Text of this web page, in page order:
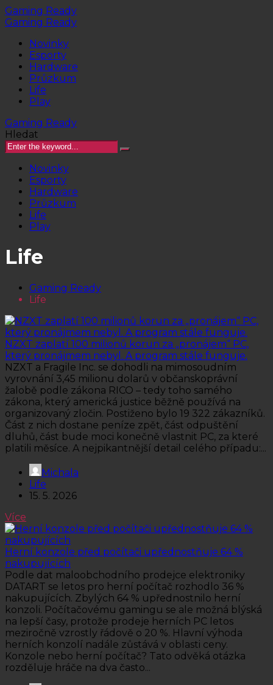
Gaming Ready
Gaming Ready
Novinky
Esporty
Hardware
Průzkum
Life
Play
Gaming Ready
Hledat
Novinky
Esporty
Hardware
Průzkum
Life
Play
Life
Gaming Ready
Life
NZXT zaplatí 100 milionů korun za „pronájem“ PC,
který pronájmem nebyl. A program stále funguje.
NZXT a Fragile Inc. se dohodli na mimosoudním
vyrovnání 3,45 milionu dolarů v občanskoprávní
žalobě podle zákona RICO – tedy toho samého
zákona, který americká justice běžně používá na
organizovaný zločin. Postiženo bylo 19 322 zákazníků.
Část z nich dostane peníze zpět, část odpuštění
dluhů, část bude moci konečně vlastnit PC, za které
platili měsíce. A nejpikantnější detail celého případu:...
Michala
Life
15. 5. 2026
Více
Herní konzole před počítači upřednostňuje 64 %
nakupujících
Podle dat maloobchodního prodejce elektroniky
DATART se letos pro herní počítač rozhodlo 36 %
nakupujících. Zbylých 64 % upřednostnilo herní
konzoli. Počítačovému gamingu se ale možná blýská
na lepší časy, protože prodeje herních PC letos
meziročně vzrostly řádově o 20 %. Hlavní výhoda
herních konzolí nadále zůstává v oblasti ceny.
Konzole nebo herní počítač? Tato odvěká otázka
rozděluje hráče na dva často...